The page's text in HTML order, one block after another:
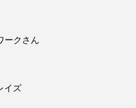
ークさん
イズ